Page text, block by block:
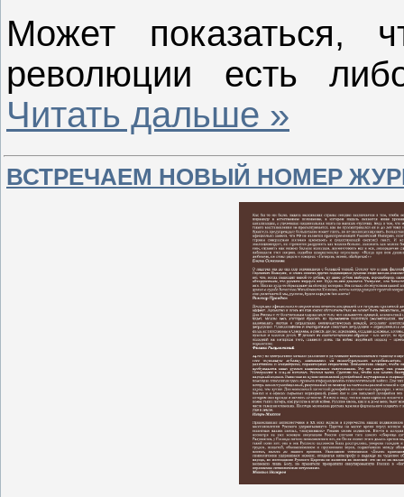
Может показаться,
революции есть
Читать дальше »
ВСТРЕЧАЕМ НОВЫЙ НОМЕР